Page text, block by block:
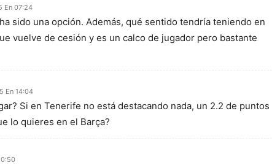
En 07:24
sido una opción. Además, qué sentido tendría teniendo en
vuelve de cesión y es un calco de jugador pero bastante
En 14:04
Si en Tenerife no está destacando nada, un 2.2 de puntos
lo quieres en el Barça?